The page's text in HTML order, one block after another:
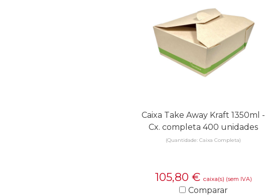
Caixa Take Away Kraft 1350ml -
Cx. completa 400 unidades
(Quantidade: Caixa Completa)
105,80 € caixa(s) (sem IVA)
Comparar